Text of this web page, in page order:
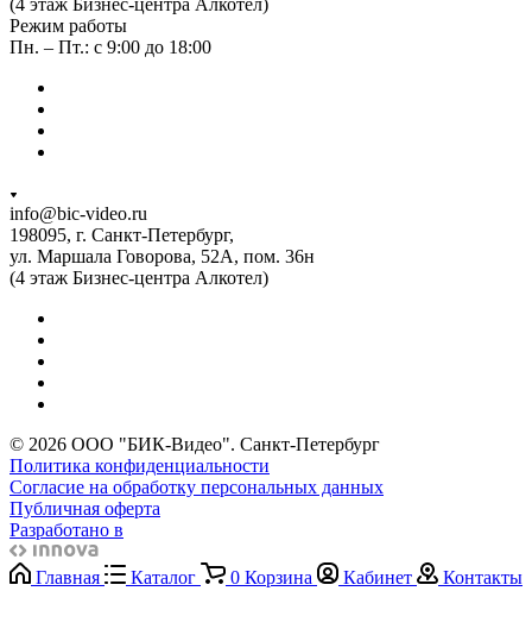
Режим работы
Пн. – Пт.: с 9:00 до 18:00
info@bic-video.ru
198095, г. Санкт-Петербург,
ул. Маршала Говорова, 52А, пом. 36н
(4 этаж Бизнес-центра Алкотел)
© 2026 ООО "БИК-Видео". Санкт-Петербург
Политика конфиденциальности
Согласие на обработку персональных данных
Публичная оферта
Разработано в
Главная Каталог 0 Корзина Кабинет Контакты